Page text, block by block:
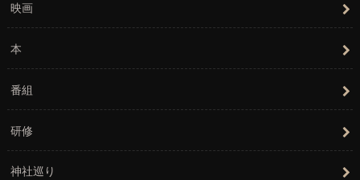
映画
本
番組
研修
神社巡り